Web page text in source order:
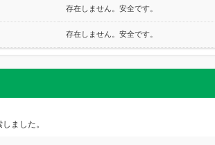
存在しません。安全です。
存在しません。安全です。
ました。